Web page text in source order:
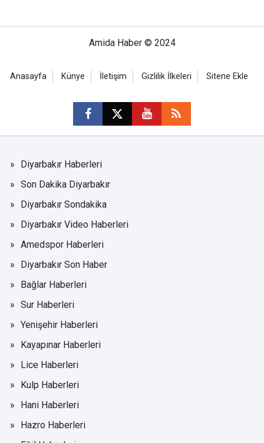
Amida Haber © 2024
Anasayfa Künye İletişim Gizlilik İlkeleri Sitene Ekle
Diyarbakır Haberleri
Son Dakika Diyarbakır
Diyarbakır Sondakika
Diyarbakır Video Haberleri
Amedspor Haberleri
Diyarbakır Son Haber
Bağlar Haberleri
Sur Haberleri
Yenişehir Haberleri
Kayapınar Haberleri
Lice Haberleri
Kulp Haberleri
Hani Haberleri
Hazro Haberleri